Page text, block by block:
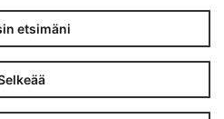
etsimäni